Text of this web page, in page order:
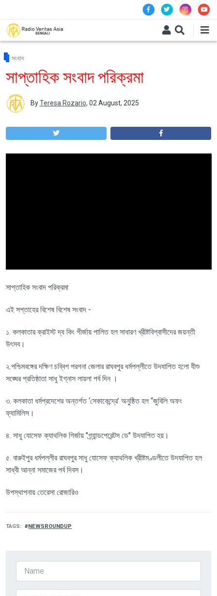
সংবাদ
সাপ্তাহিক সংবাদ পরিক্রমা
ByTeresa Rozario, 02 August, 2025
সাপ্তাহিক সংবাদ পরিক্রমা
এই সপ্তাহের বিশেষ বিশেষ সংবাদ -
১. কলকাতার ক্রাইস্ট দ্য কিং গীর্জায় পালিত হল সাধারণ খ্রীষ্টবিশ্বাসীদের জয়ন্তী
উৎসব।
২.পশ্চিমবঙ্গের দক্ষিণ চব্বিশ পরগনা জেলার রাঘবপুর ধর্মপল্লীতে উদযাপিত হলো যীশু
সঙ্ঘের প্রতিষ্ঠাতা সাধু ইগ্নাস লায়লা পর্ব দিন ।
৩. কলকাতা ধর্মপ্রদেশের অন্তর্গত ‘সেকাকেন্দ্রে’ অনুষ্ঠিত হল “জুবিলি অফং
ফ্যামিলিস।
৪. সাধু যোসেফ ক্যাথলিক গির্জায় "গ্র্যান্ডপেরেন্টস ডে" উদযাপিত হয়।
৫. বারুইপুর ধর্মপল্লীর রাঘবপুর সাধু যোসেফ ক্যাথলিক খ্রীষ্টমণ্ডলীতে উদযাপিত হল
সাধ্বী আন্না সমাজের পর্ব দিবস।
উপস্থাপনায় তেরেসা রোজারিও
TAGS NEWSROUNDUP